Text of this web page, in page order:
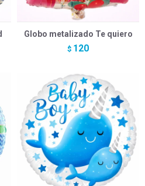
Globo metalizado Te quiero
$ 120